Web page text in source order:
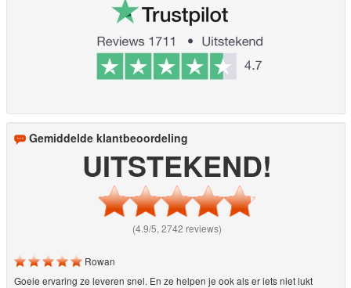
Gemiddelde klantbeoordeling
UITSTEKEND!
(4.9/5, 2742 reviews)
Rowan
Goeie ervaring ze leveren snel. En ze helpen je ook als er iets niet lukt